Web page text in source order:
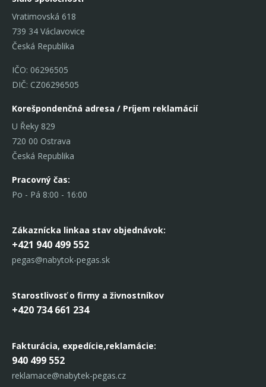
Vratimovská 618
739 34 Václavovice
Česká Republika
IČO: 06296505
DIČ: CZ06296505
Korešpondenčná adresa / Príjem reklamácií
U Řeky 829
720 00 Ostrava
Česká Republika
Pracovný čas:
Po - Pá 8:00 - 16:00
Zákaznícka linkaa stav objednávok:
+421 940 499 552
pegas@nabytok-pegas.sk
Starostlivosť o firmy a živnostníkov
+420 734 661 234
Fakturácia, expedície,reklamácie:
940 499 552
reklamace@nabytek-pegas.cz